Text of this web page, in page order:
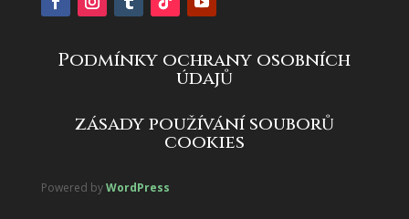
Podmínky ochrany osobních
údajů
zásady používání souborů
cookies
Powered byWordPress